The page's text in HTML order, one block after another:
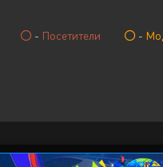
- Посетители -